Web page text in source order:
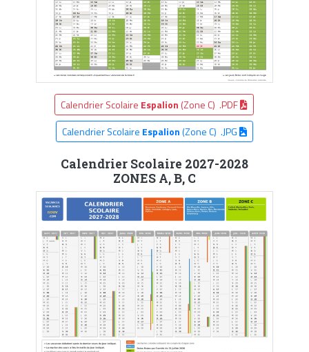
Calendrier Scolaire Espalion (Zone C) .PDF
Calendrier Scolaire Espalion(Zone C) .JPG
Calendrier Scolaire 2027-2028
ZONES A, B, C